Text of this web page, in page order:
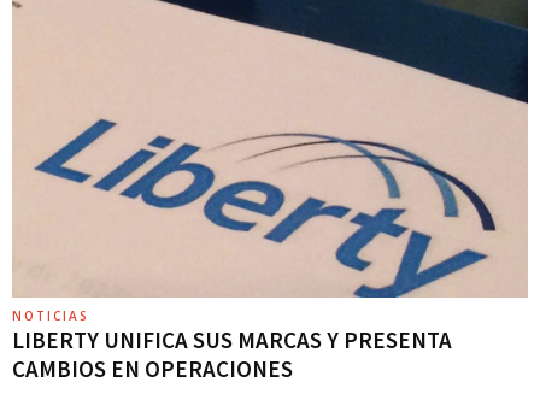
NOTICIAS
LIBERTY UNIFICA SUS MARCAS Y PRESENTA
CAMBIOS EN OPERACIONES